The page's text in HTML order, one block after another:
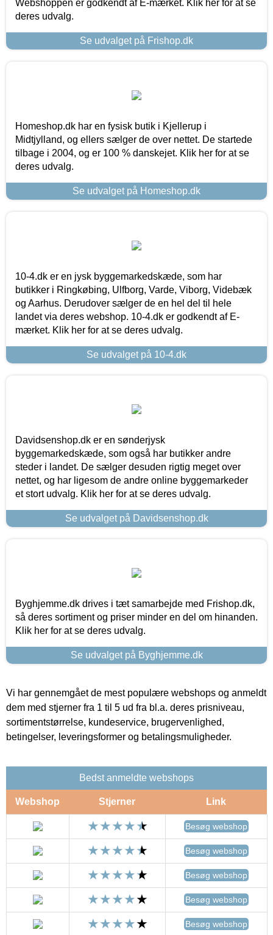
Webshoppen er godkendt af E-mærket. Klik her for at se
deres udvalg.
Se udvalget på Frishop.dk
Homeshop.dk har en fysisk butik i Kjellerup i
Midtjylland, og ellers sælger de over nettet. De startede
tilbage i 2004, og er 100 % danskejet. Klik her for at se
deres udvalg.
Se udvalget på Homeshop.dk
10-4.dk er en jysk byggemarkedskæde, som har
butikker i Ringkøbing, Ulfborg, Varde, Viborg, Videbæk
og Aarhus. Derudover sælger de en hel del til hele
landet via deres webshop. 10-4.dk er godkendt af E-
mærket. Klik her for at se deres udvalg.
Se udvalget på 10-4.dk
Davidsenshop.dk er en sønderjysk
byggemarkedskæde, som også har butikker andre
steder i landet. De sælger desuden rigtig meget over
nettet, og har ligesom de andre online byggemarkeder
et stort udvalg. Klik her for at se deres udvalg.
Se udvalget på Davidsenshop.dk
Byghjemme.dk drives i tæt samarbejde med Frishop.dk,
så deres sortiment og priser minder en del om hinanden.
Klik her for at se deres udvalg.
Se udvalget på Byghjemme.dk
Vi har gennemgået de mest populære webshops og anmeldt
dem med stjerner fra 1 til 5 ud fra bl.a. deres prisniveau,
sortimentstørrelse, kundeservice, brugervenlighed,
betingelser, leveringsformer og betalingsmuligheder.
Bedst anmeldte webshops
Webshop Stjerner Link
Besøg webshop
Besøg webshop
Besøg webshop
Besøg webshop
Besøg webshop